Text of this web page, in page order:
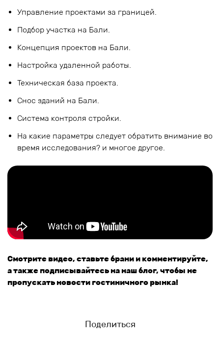
Управление проектами за границей.
Подбор участка на Бали.
Концепция проектов на Бали.
Настройка удаленной работы.
Техническая база проекта.
Снос зданий на Бали.
Система контроля стройки.
На какие параметры следует обратить внимание во
время исследования? и многое другое.
Смотрите видео, ставьте брани и комментируйте,
а также подписывайтесь на наш блог, чтобы не
пропускать новости гостиничного рынка!
Поделиться